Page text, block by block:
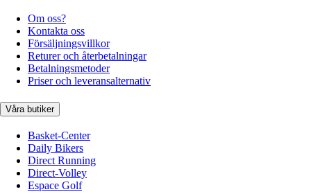
Om oss?
Kontakta oss
Försäljningsvillkor
Returer och återbetalningar
Betalningsmetoder
Priser och leveransalternativ
Våra butiker
Basket-Center
Daily Bikers
Direct Running
Direct-Volley
Espace Golf